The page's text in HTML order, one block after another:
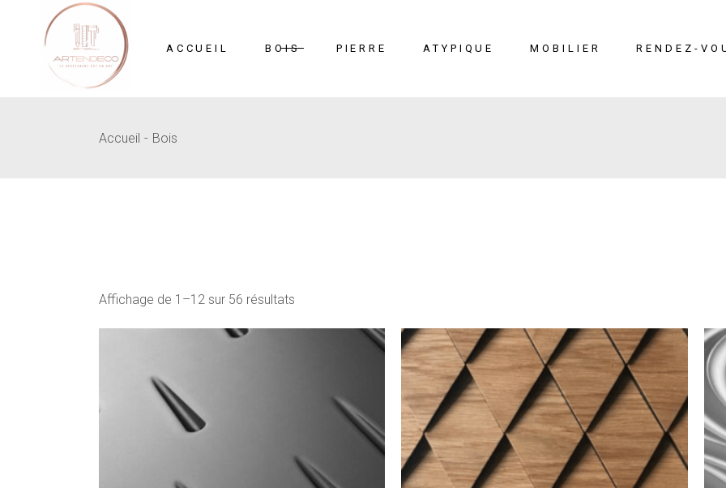
ACCUEIL BOIS PIERRE ATYPIQUE MOBILIER RENDEZ-
Accueil Bois
Affichage de 1–12 sur 56 résultats